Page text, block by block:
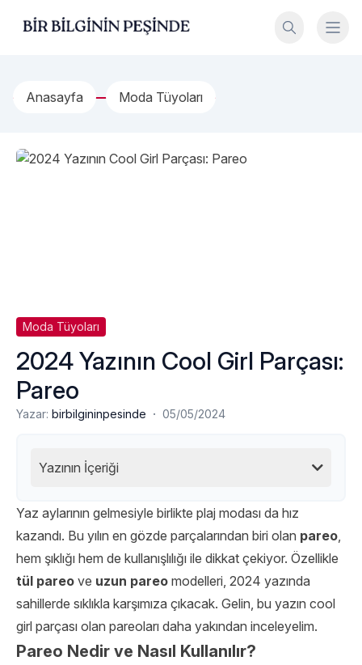
Bir Bilginin Peşinde!
Anasayfa Moda Tüyoları
Moda Tüyoları
2024 Yazının Cool Girl Parçası:
Pareo
Yazar: birbilgininpesinde · 05/05/2024
Yazının İçeriği
Yaz aylarının gelmesiyle birlikte plaj modası da hız
kazandı. Bu yılın en gözde parçalarından biri olan pareo,
hem şıklığı hem de kullanışlılığı ile dikkat çekiyor. Özellikle
tül pareo ve uzun pareo modelleri, 2024 yazında
sahillerde sıklıkla karşımıza çıkacak. Gelin, bu yazın cool
girl parçası olan pareoları daha yakından inceleyelim.
Pareo Nedir ve Nasıl Kullanılır?